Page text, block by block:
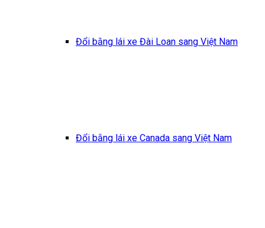
Đổi bằng lái xe Đài Loan sang Việt Nam
Đổi bằng lái xe Canada sang Việt Nam